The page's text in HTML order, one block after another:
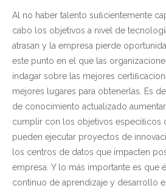
Al no haber talento suﬁcientemente
cabo los objetivos a nivel de
atrasan y la empresa pierde
este punto en el que las
indagar sobre las mejores
mejores lugares para obtenerlas. Es
de conocimiento actualizado
cumplir con los objetivos especíﬁcos
pueden ejecutar proyectos de
los centros de datos que impacten
empresa. Y lo más importante es que
continuo de aprendizaje y desarrollo